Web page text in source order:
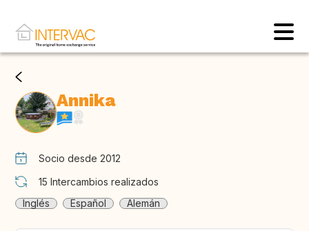
Annika
Socio desde 2012
15 Intercambios realizados
Inglés
Español Alemán